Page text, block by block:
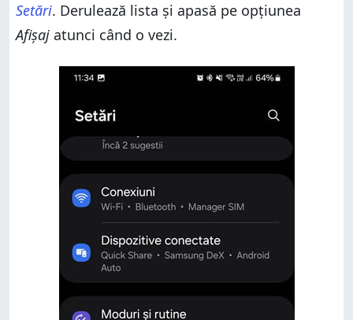
Setări. Derulează lista și apasă pe opțiunea
Afișaj atunci când o vezi.